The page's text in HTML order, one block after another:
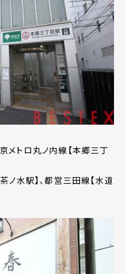
トロ丸ノ内線【本郷三丁
ノ水駅】、都営三田線【水道